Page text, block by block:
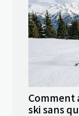
Comment
ski sans